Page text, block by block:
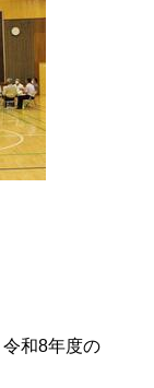
和8年度の